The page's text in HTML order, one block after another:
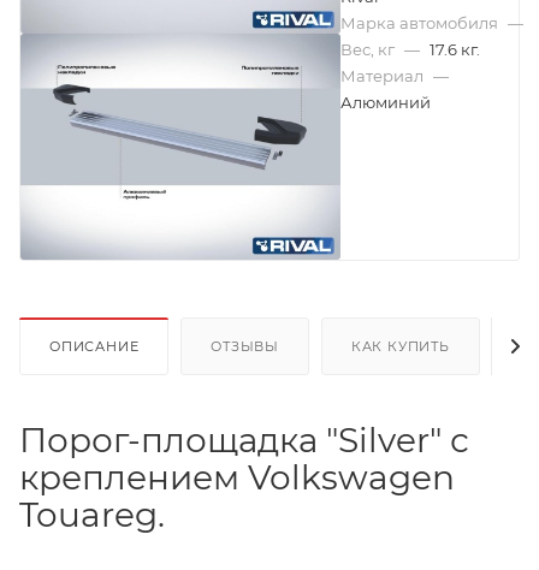
Марка автомобиля —
Вес, кг — 17.6 кг.
Материал —
Алюминий
ОПИСАНИЕ ОТЗЫВЫ КАК КУПИТЬ
Порог-площадка "Silver" с
креплением Volkswagen
Touareg.